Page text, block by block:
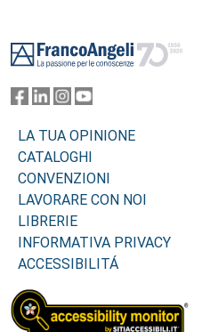
LA TUA OPINIONE
CATALOGHI
CONVENZIONI
LAVORARE CON NOI
LIBRERIE
INFORMATIVA PRIVACY
ACCESSIBILITÁ